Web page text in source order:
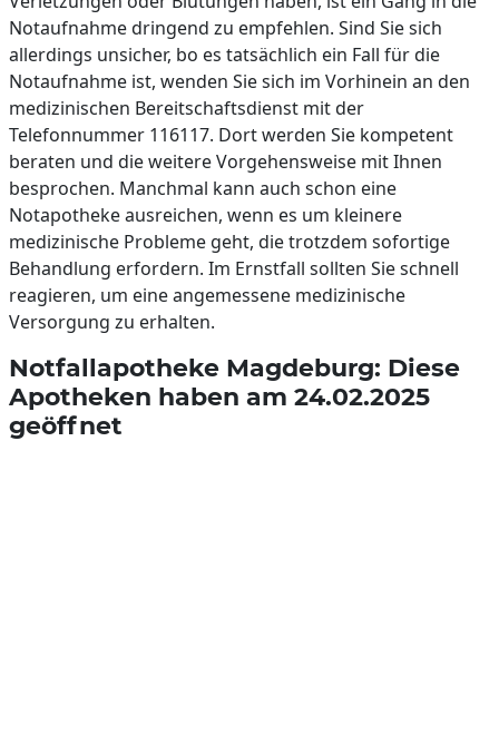
Notaufnahme dringend zu empfehlen. Sind Sie sich
allerdings unsicher, bo es tatsächlich ein Fall für die
Notaufnahme ist, wenden Sie sich im Vorhinein an den
medizinischen Bereitschaftsdienst mit der
Telefonnummer 116117. Dort werden Sie kompetent
beraten und die weitere Vorgehensweise mit Ihnen
besprochen. Manchmal kann auch schon eine
Notapotheke ausreichen, wenn es um kleinere
medizinische Probleme geht, die trotzdem sofortige
Behandlung erfordern. Im Ernstfall sollten Sie schnell
reagieren, um eine angemessene medizinische
Versorgung zu erhalten.
Notfallapotheke Magdeburg: Diese
Apotheken haben am 24.02.2025
geöffnet